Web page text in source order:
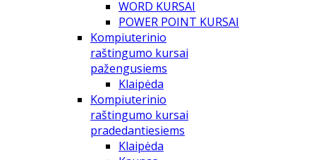
WORD KURSAI
POWER POINT KURSAI
Kompiuterinio
raštingumo kursai
pažengusiems
Klaipėda
Kompiuterinio
raštingumo kursai
pradedantiesiems
Klaipėda